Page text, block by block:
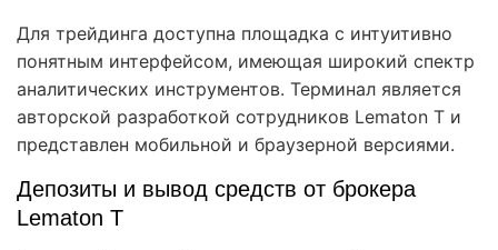
Для трейдинга доступна площадка с интуитивно
понятным интерфейсом, имеющая широкий спектр
аналитических инструментов. Терминал является
авторской разработкой сотрудников Lematon T и
представлен мобильной и браузерной версиями.
Депозиты и вывод средств от брокера
Lematon T